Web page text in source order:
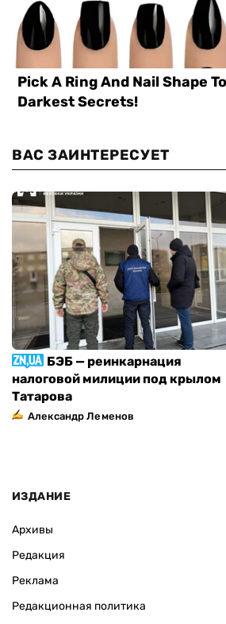
ВАС ЗАИНТЕРЕСУЕТ
БЭБ — реинкарнация
налоговой милиции под крылом
Татарова
Александр Леменов
ИЗДАНИЕ
Архивы
Редакция
Реклама
Редакционная политика